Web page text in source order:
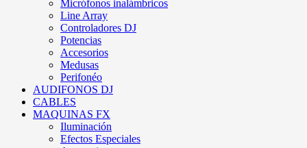
Micrófonos inalámbricos
Line Array
Controladores DJ
Potencias
Accesorios
Medusas
Perifonéo
AUDIFONOS DJ
CABLES
MAQUINAS FX
Iluminación
Efectos Especiales